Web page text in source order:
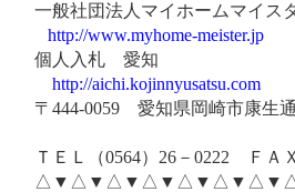
一般社団法人マイホームマイス
http://www.myhome-meister.jp
個人入札 愛知
http://aichi.kojinnyusatsu.com
〒 444-0059 愛知県岡崎市康生
ＴＥＬ（0564） 26 － 0222 ＦＡ